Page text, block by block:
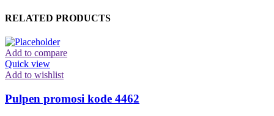
RELATED PRODUCTS
Add to compare
Quick view
Add to wishlist
Pulpen promosi kode 4462